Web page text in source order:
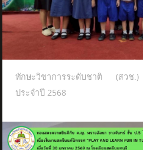
ทักษะวิชาการระดับชาติ (สวช
ประจำปี 2568